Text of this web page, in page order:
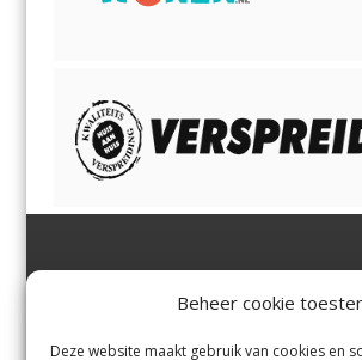
Beheer cookie
Deze website maakt gebruik van cookies en
Margadantstraat 34
0255-533900
Zuid,